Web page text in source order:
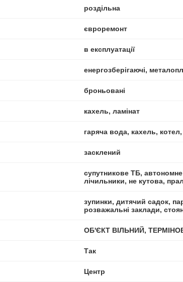
роздільна
євроремонт
в експлуатації
енергозберігаючі,
броньовані
кахель, ламінат
гаряча вода, кахель,
засклений
супутникове ТБ,
лічильники, не кутова,
зупинки, дитячий садок,
розважальні заклади,
ОБ'ЄКТ ВІЛЬНИЙ,
Так
Центр